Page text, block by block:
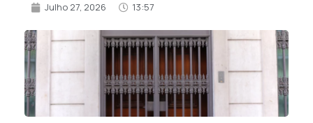
Julho 27, 2026 13:57